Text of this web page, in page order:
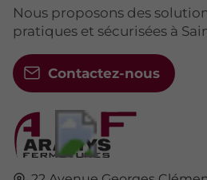
Nous proposons des
pratiques et sécurisées à
Contactez-nous